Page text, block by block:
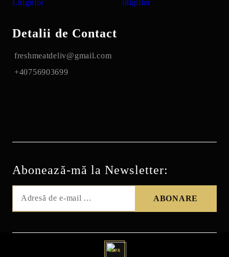
Detalii de Contact
freshmeatdeliv@gmail.com
+40756903699
Abonează-mă la Newsletter:
GDPR